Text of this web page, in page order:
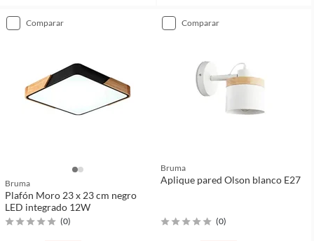
comparar
Bruma
Plafón Moro 23 x 23 cm negro
LED integrado 12W
(0)
comparar
Bruma
Aplique pared Olson blanco E27
(0)